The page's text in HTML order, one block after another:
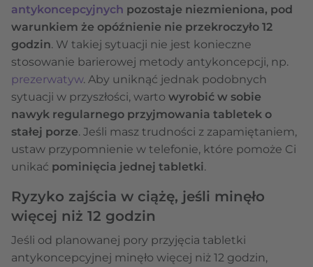
antykoncepcyjnych pozostaje niezmieniona, pod
warunkiem że opóźnienie nie przekroczyło 12
godzin. W takiej sytuacji nie jest konieczne
stosowanie barierowej metody antykoncepcji, np.
prezerwatyw. Aby uniknąć jednak podobnych
sytuacji w przyszłości, warto wyrobić w sobie
nawyk regularnego przyjmowania tabletek o
stałej porze. Jeśli masz trudności z zapamiętaniem,
ustaw przypomnienie w telefonie, które pomoże Ci
unikać pominięcia jednej tabletki.
Ryzyko zajścia w ciążę, jeśli minęło
więcej niż 12 godzin
Jeśli od planowanej pory przyjęcia tabletki
antykoncepcyjnej minęło więcej niż 12 godzin,